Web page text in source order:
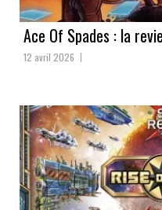
Ace Of Spades : la
12 avril 2026